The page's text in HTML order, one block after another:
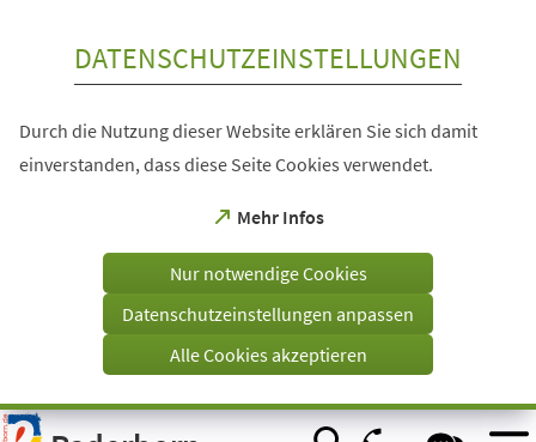
Visuelle
Assistenzsoftware
DATENSCHUTZEINSTELLUNGEN
Durch die Nutzung dieser Website erklären Sie sich damit
einverstanden, dass diese Seite Cookies verwendet.
Mehr Infos
(Öffnet
einem
Tab)
Nur notwendige Cookies
Datenschutzeinstellungen anpassen
Alle Cookies akzeptieren